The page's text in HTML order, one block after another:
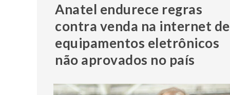
Anatel endurece regras
contra venda na internet de
equipamentos eletrônicos
não aprovados no país